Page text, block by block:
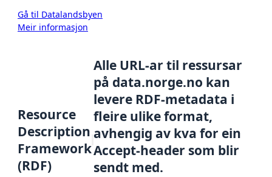
Gå til Datalandsbyen
Meir informasjon
Resource
Description
Framework
(RDF)
Alle URL-ar til ressursar
på data.norge.no kan
levere RDF-metadata i
fleire ulike format,
avhengig av kva for ein
Accept-header som blir
sendt med.